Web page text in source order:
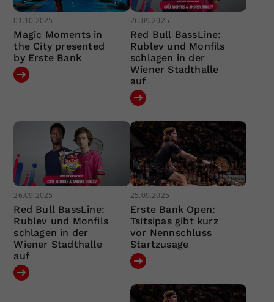
01.10.2025
Magic Moments in
the City presented
by Erste Bank
26.09.2025
Red Bull BassLine:
Rublev und Monfils
schlagen in der
Wiener Stadthalle
auf
26.09.2025
Red Bull BassLine:
Rublev und Monfils
schlagen in der
Wiener Stadthalle
auf
25.09.2025
Erste Bank Open:
Tsitsipas gibt kurz
vor Nennschluss
Startzusage